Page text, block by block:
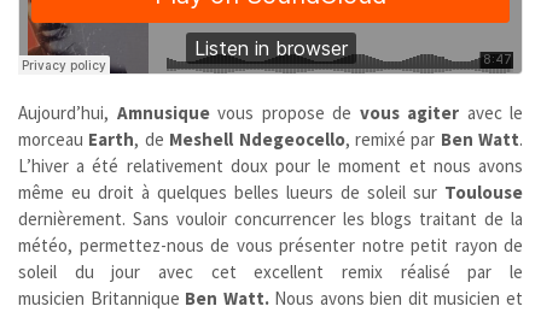
Aujourd’hui, Amnusiquevous propose de vous agiter avec le
morceau Earth, de Meshell Ndegeocello, remixé par Ben Watt.
L’hiver a été relativement doux pour le moment et nous avons
même eu droit à quelques belles lueurs de soleil sur Toulouse
dernièrement. Sans vouloir concurrencer les blogs traitant de la
météo, permettez-nous de vous présenter notre petit rayon de
soleil du jour avec cet excellent remix réalisé par le
musicien Britannique Ben Watt. Nous avons bien dit musicien et